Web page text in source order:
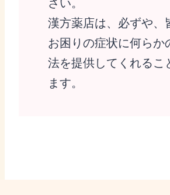
漢方薬店は、必ずや、
お困りの症状に何らか
法を提供してくれるこ
ます。